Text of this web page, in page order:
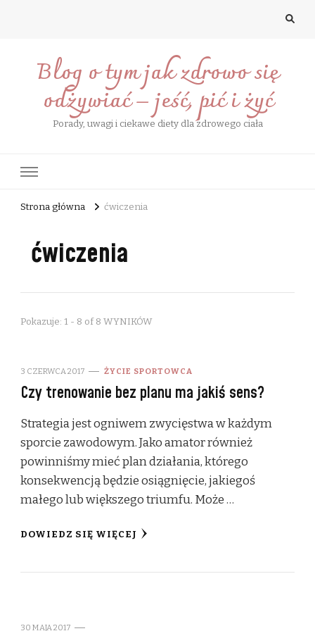
Blog o tym jak zdrowo się
odżywiać – jeść, pić i żyć
Porady, uwagi i ciekawe diety dla zdrowego ciała
Strona główna ćwiczenia
ćwiczenia
Pokazuje: 1 - 8 of 8 WYNIKÓW
3 CZERWCA 2017 ŻYCIE SPORTOWCA
Czy trenowanie bez planu ma jakiś sens?
Strategia jest ogniwem zwycięstwa w każdym
sporcie zawodowym. Jako amator również
powinniśmy mieć plan działania, którego
konsekwencją będzie osiągnięcie, jakiegoś
małego lub większego triumfu. Może …
DOWIEDZ SIĘ WIĘCEJ
30 MAJA 2017